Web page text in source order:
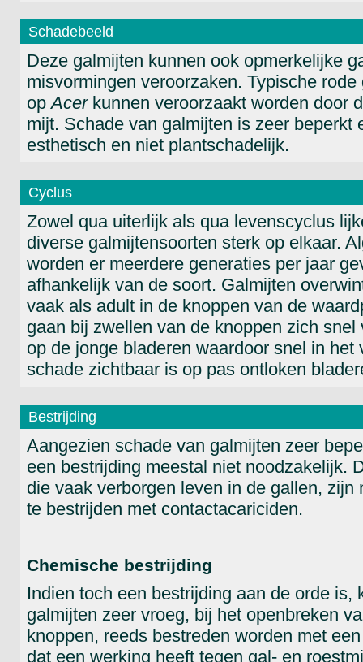
Schadebeeld
Deze galmijten kunnen ook opmerkelijke
misvormingen veroorzaken. Typische rode
opAcerkunnen veroorzaakt worden door
mijt. Schade van galmijten is zeer beperkt
esthetisch en niet plantschadelijk.
Cyclus
Zowel qua uiterlijk als qua levenscyclus
diverse galmijtensoorten sterk op elkaar.
worden er meerdere generaties per jaar
afhankelijk van de soort. Galmijten
vaak als adult in de knoppen van de
gaan bij zwellen van de knoppen zich snel
op de jonge bladeren waardoor snel in het
schade zichtbaar is op pas ontloken
Bestrijding
Aangezien schade van galmijten zeer
een bestrijding meestal niet noodzakelijk.
die vaak verborgen leven in de gallen, zijn
te bestrijden met contactacariciden.
Chemische bestrijding
Indien toch een bestrijding aan de orde is,
galmijten zeer vroeg, bij het openbreken
knoppen, reeds bestreden worden met
dat een werking heeft tegen gal- en